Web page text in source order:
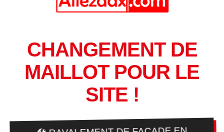
CHANGEMENT DE
MAILLOT POUR LE
SITE !